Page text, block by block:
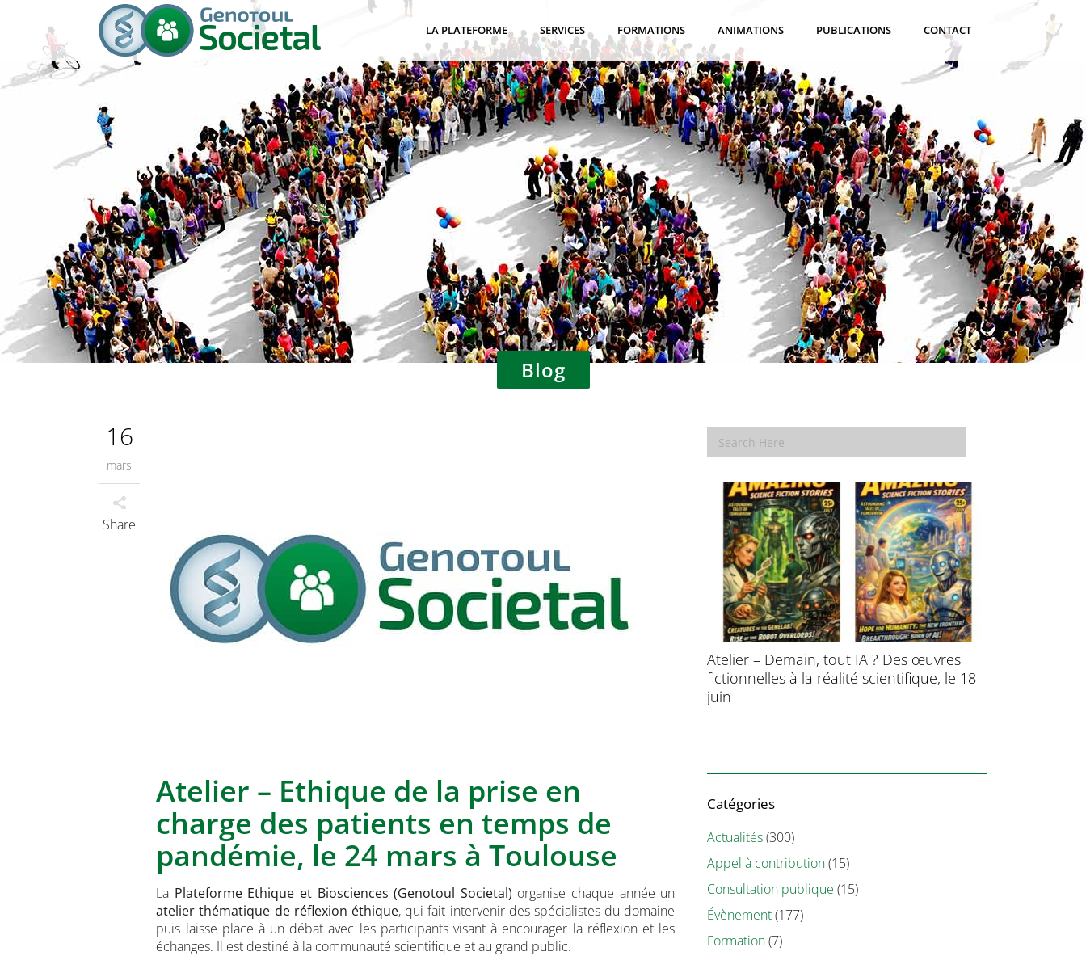
LA PLATEFORME SERVICES FORMATIONS ANIMATIONS PUBLICATIONS CONTACT
Blog
16
mars
Share
Atelier – Ethique de la prise en
charge des patients en temps de
pandémie, le 24 mars à Toulouse
La Plateforme Ethique et Biosciences (Genotoul Societal) organise chaque année un
atelier thématique de réflexion éthique, qui fait intervenir des spécialistes du domaine
puis laisse place à un débat avec les participants visant à encourager la réflexion et les
échanges. Il est destiné à la communauté scientifique et au grand public.
Atelier – Demain, tout IA ? Des œuvres
fictionnelles à la réalité scientifique, le 18
juin
Catégories
Actualités(300)
Appel à contribution(15)
Consultation publique (15)
Évènement(177)
Formation(7)